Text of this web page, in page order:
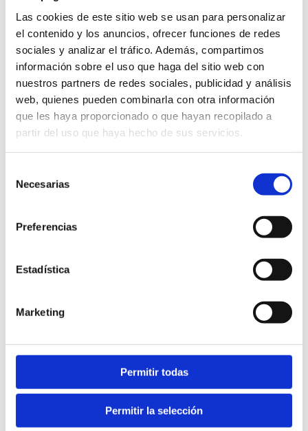
Las cookies de este sitio web se usan para personalizar
el contenido y los anuncios, ofrecer funciones de redes
sociales y analizar el tráfico. Además, compartimos
información sobre el uso que haga del sitio web con
nuestros partners de redes sociales, publicidad y análisis
web, quienes pueden combinarla con otra información
que les haya proporcionado o que hayan recopilado a
partir del uso que haya hecho de sus servicios.
Necesarias
Preferencias
Estadística
Marketing
Permitir todas
Permitir la selección
VENTAJAS DE TENER UNA COCINA
BLANCA
principal a la hora de escoger una
, el color permite reflejar
Amplitud. Gracias al reflejo de la luz, el
aportando así una sensación espacial
limpieza.
Limpieza. El color blanco refleja
pureza y pulcritud en toda la estancia,